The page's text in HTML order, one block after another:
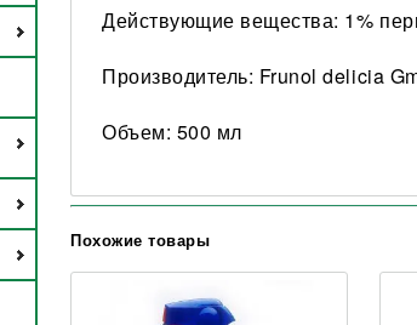
Действующие вещества: 1%
Производитель: Frunol delicia
Объем: 500 мл
Похожие товары